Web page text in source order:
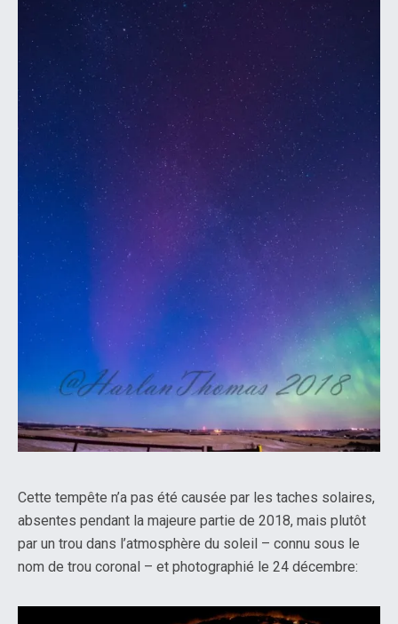
Cette tempête n’a pas été causée par les taches solaires,
absentes pendant la majeure partie de 2018, mais plutôt
par un trou dans l’atmosphère du soleil – connu sous le
nom de trou coronal – et photographié le 24 décembre: